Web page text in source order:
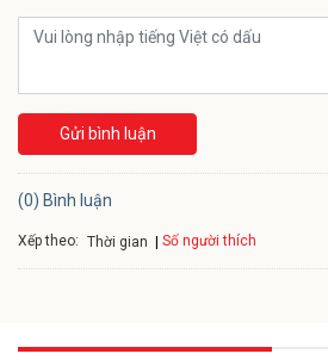
Gửi bình luận
(0) Bình luận
Xếp theo: Thời gian Số người thích